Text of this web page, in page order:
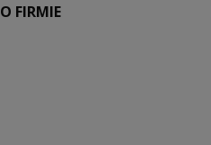
O FIRMIE